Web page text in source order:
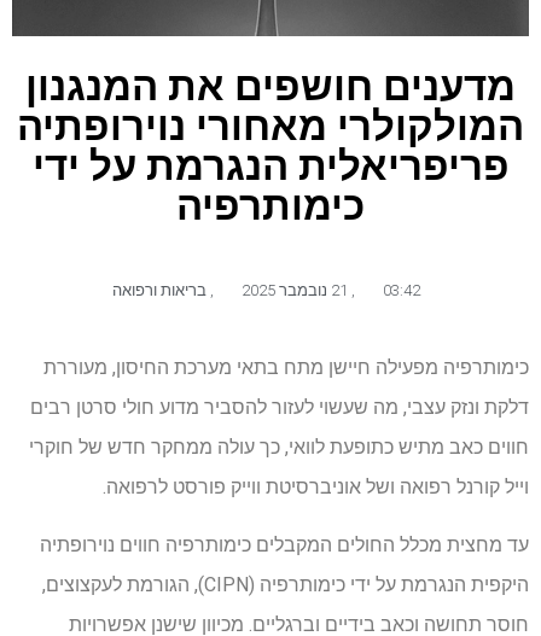
מדענים חושפים את המנגנון
המולקולרי מאחורי נוירופתיה
פריפריאלית הנגרמת על ידי
כימותרפיה
03:42 בריאות ורפואה
כימותרפיה מפעילה חיישן מתח בתאי מערכת החיסון, מעוררת
דלקת ונזק עצבי, מה שעשוי לעזור להסביר מדוע חולי סרטן רבים
חווים כאב מתיש כתופעת לוואי, כך עולה ממחקר חדש של חוקרי
וייל קורנל רפואה ושל אוניברסיטת ווייק פורסט לרפואה.
עד מחצית מכלל החולים המקבלים כימותרפיה חווים נוירופתיה
היקפית הנגרמת על ידי כימותרפיה (CIPN), הגורמת לעקצוצים,
חוסר תחושה וכאב בידיים וברגליים. מכיוון שישנן אפשרויות